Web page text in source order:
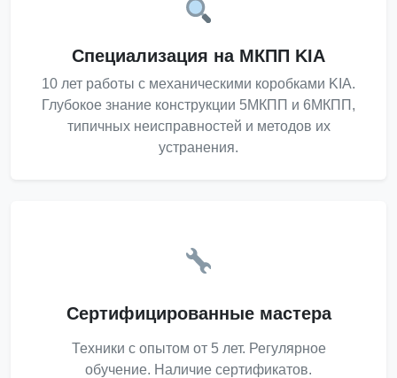
Специализация на МКПП KIA
10 лет работы с механическими коробками KIA.
Глубокое знание конструкции 5МКПП и 6МКПП,
типичных неисправностей и методов их
устранения.
Сертифицированные мастера
Техники с опытом от 5 лет. Регулярное
обучение. Наличие сертификатов.